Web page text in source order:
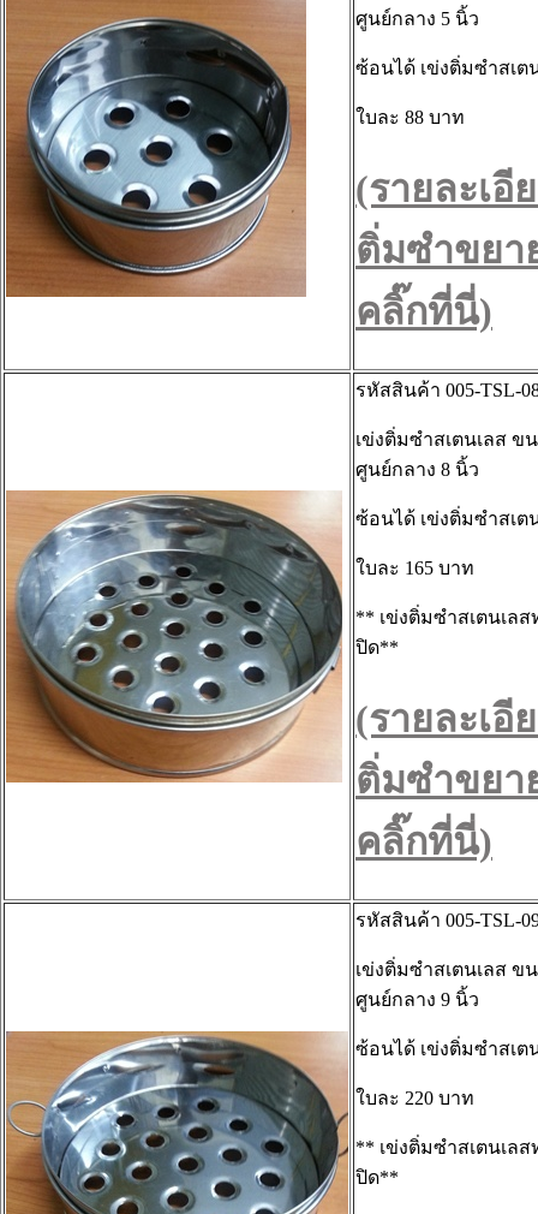
ศูนย์กลาง 5 นิ้ว
ซ้อนได้ เข่งติ่มซำสเต
ใบละ 88 บาท
(รายละเอี
ติ่มซำขยา
คลิ๊กที่นี่)
รหัสสินค้า 005-TSL-
เข่งติ่มซำสเตนเลส ข
ศูนย์กลาง 8 นิ้ว
ซ้อนได้ เข่งติ่มซำสเต
ใบละ 165 บาท
** เข่งติ่มซำสเตนเล
ปิด**
(รายละเอี
ติ่มซำขยา
คลิ๊กที่นี่)
รหัสสินค้า 005-TSL-
เข่งติ่มซำสเตนเลส ข
ศูนย์กลาง 9 นิ้ว
ซ้อนได้ เข่งติ่มซำสเต
ใบละ 220 บาท
** เข่งติ่มซำสเตนเล
ปิด**